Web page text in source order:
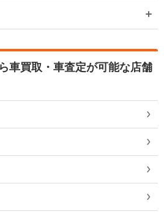
車買取・車査定が可能な店舗